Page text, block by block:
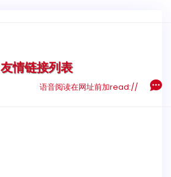
友情链接列表
语音阅读在网址前加read://